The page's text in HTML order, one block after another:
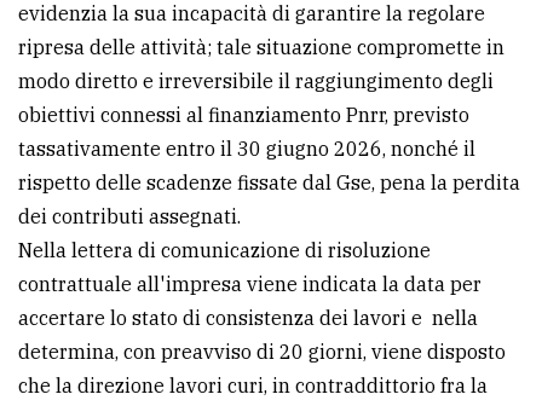
evidenzia la sua incapacità di garantire la regolare
ripresa delle attività; tale situazione compromette in
modo diretto e irreversibile il raggiungimento degli
obiettivi connessi al finanziamento Pnrr, previsto
tassativamente entro il 30 giugno 2026, nonché il
rispetto delle scadenze fissate dal Gse, pena la perdita
dei contributi assegnati.
Nella lettera di comunicazione di risoluzione
contrattuale all'impresa viene indicata la data per
accertare lo stato di consistenza dei lavori e nella
determina, con preavviso di 20 giorni, viene disposto
che la direzione lavori curi, in contraddittorio fra la